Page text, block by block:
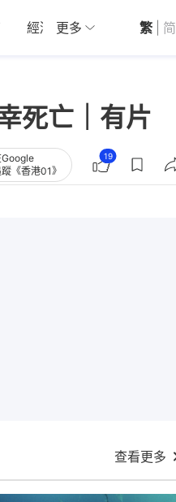
經濟 01深圳 觀點
更多 繁 简
死亡｜有片
Google
《香港01》
19
查看更多